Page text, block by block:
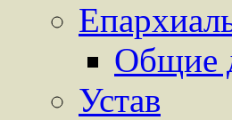
Общие
Устав